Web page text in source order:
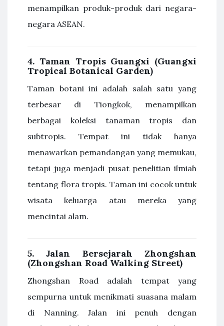
menampilkan produk-produk dari negara-
negara ASEAN.
4. Taman Tropis Guangxi (Guangxi
Tropical Botanical Garden)
Taman botani ini adalah salah satu yang
terbesar di Tiongkok, menampilkan
berbagai koleksi tanaman tropis dan
subtropis. Tempat ini tidak hanya
menawarkan pemandangan yang memukau,
tetapi juga menjadi pusat penelitian ilmiah
tentang flora tropis. Taman ini cocok untuk
wisata keluarga atau mereka yang
mencintai alam.
5.Jalan Bersejarah Zhongshan
(Zhongshan Road Walking Street)
Zhongshan Road adalah tempat yang
sempurna untuk menikmati suasana malam
di Nanning. Jalan ini penuh dengan